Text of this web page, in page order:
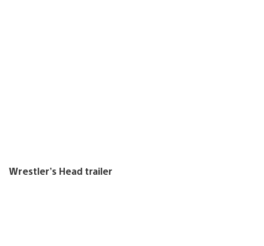
Wrestler’s Head trailer